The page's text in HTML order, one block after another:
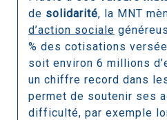
de solidarité, la MNT
d’action sociale
% des cotisations
soit environ 6 millions
un chiffre record dans
permet de soutenir ses
difficulté, par exemple